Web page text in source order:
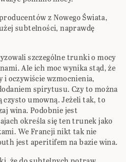
z Nowego Świata,
subtelności, naprawdę
szczególne trunki o mocy
Ale ich moc wynika stąd, że
i oczywiście wzmocnienia,
spirytusu. Czy to można
czysto umowną. Jeżeli tak, to
wina. Podobnie jest
określa się ten trunek jako
We Francji nikt tak nie
jest aperitifem na bazie wina.